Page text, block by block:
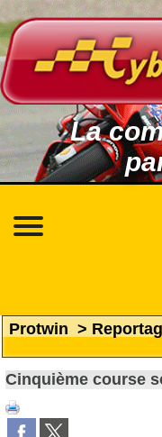
La
Protwin >
Cinquième course